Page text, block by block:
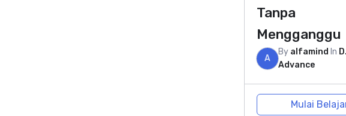
Tanpa
Mengganggu
A
By alfamind In
Advance
Mulai